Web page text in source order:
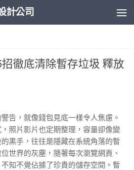
計公司
徹底清除暫存垃圾 釋放
告，就像錢包見底一樣令人焦慮。
照片影片也定期整理，容量卻像變
黑手，往往是隱藏在系統角落的暫
世界的灰塵，隨著每次瀏覽網頁、
知不覺佔據了珍貴的儲存空間。暫